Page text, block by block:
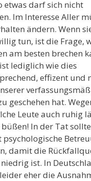
etwas darf sich nicht
Im Interesse Aller
ändern. Wenn
tun, ist die Frage,
am besten brechen
lediglich wie dies
effizent und
geschehen hat.
Leute auch ruhig
In der Tat
psychologische
damit die
ist. In
eher die